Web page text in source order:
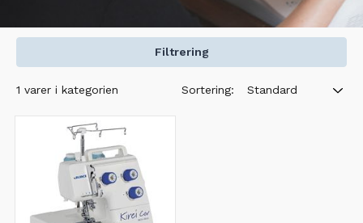
Filtrering
1 varer i kategorien Sortering: Standard